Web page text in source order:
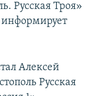
Русская Троя»
информирует
Алексей
Русская